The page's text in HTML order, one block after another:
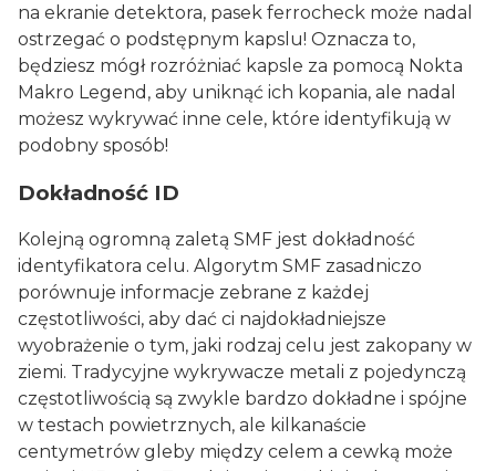
na ekranie detektora, pasek ferrocheck może nadal
ostrzegać o podstępnym kapslu! Oznacza to,
będziesz mógł rozróżniać kapsle za pomocą Nokta
Makro Legend, aby uniknąć ich kopania, ale nadal
możesz wykrywać inne cele, które identyfikują w
podobny sposób!
Dokładność ID
Kolejną ogromną zaletą SMF jest dokładność
identyfikatora celu. Algorytm SMF zasadniczo
porównuje informacje zebrane z każdej
częstotliwości, aby dać ci najdokładniejsze
wyobrażenie o tym, jaki rodzaj celu jest zakopany w
ziemi. Tradycyjne wykrywacze metali z pojedynczą
częstotliwością są zwykle bardzo dokładne i spójne
w testach powietrznych, ale kilkanaście
centymetrów gleby między celem a cewką może